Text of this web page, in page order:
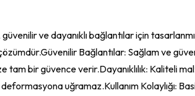
ve dayanıklı bağlantılar için
Bağlantılar: Sağlam ve
tam bir güvence verir.Dayanıklılık: Kaliteli
uğramaz.Kullanım Kolaylığı: